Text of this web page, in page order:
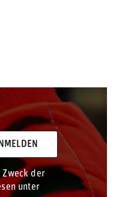
der
unter